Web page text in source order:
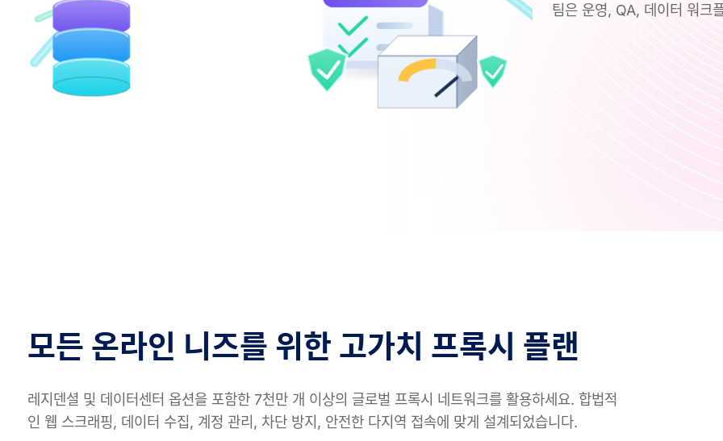
팀은 운영, QA, 데이터 워크
모든 온라인 니즈를 위한 고가치 프록시 플랜
레지덴셜 및 데이터센터 옵션을 포함한 7천만 개 이상의 글로벌 프록시 네트워크를 활용하세요. 합법적
인 웹 스크래핑, 데이터 수집, 계정 관리, 차단 방지, 안전한 다지역 접속에 맞게 설계되었습니다.